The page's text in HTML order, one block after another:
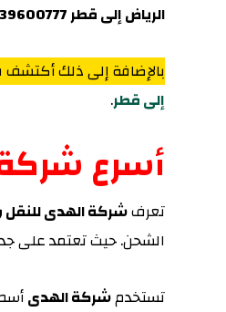
الرياض إلى قطر 0539600777
بالإضافة إلى ذلك
إلى قطر.
أسرع
تعرفشركة الهدى للنقل
الشحن. حيث تعتمد على
تستخدمشركة الهدى